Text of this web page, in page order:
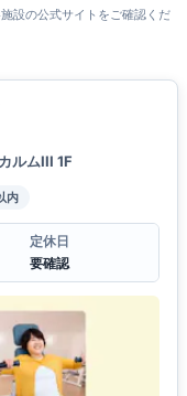
設の公式サイトをご確認くだ
ルムIII 1F
内
定休日
要確認